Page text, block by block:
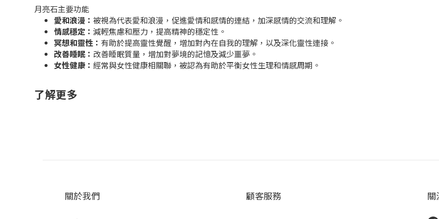
月亮石主要功能
愛和浪漫： 被視為代表愛和浪漫， 促進愛情和感情的連結，加深感情的交流和理解。
情感穩定： 減輕焦慮和壓力，提高精神的穩定性。
冥想和靈性： 有助於提高靈性覺醒，增加對內在自我的理解，以及深化靈性連接。
改善睡眠： 改善睡眠質量，增加對夢境的記憶及減少噩夢。
女性健康： 經常與女性健康相關聯，被認為有助於平衡女性生理和情感周期。
了解更多
關於我們 顧客服務 關